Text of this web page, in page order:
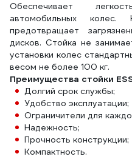
Обеспечивает
автомобильных колес.
предотвращает
дисков. Стойка не
установки колес
весом не более 100 кг.
Преимущества стойки
Долгий срок службы;
Удобство эксплуатации;
Ограничители для
Надежность;
Прочность конструкции;
Компактность.